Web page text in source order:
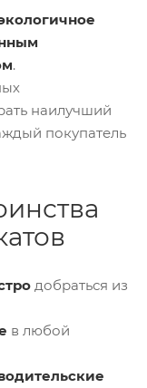
.
наилучший
покупатель
добраться из
в любой